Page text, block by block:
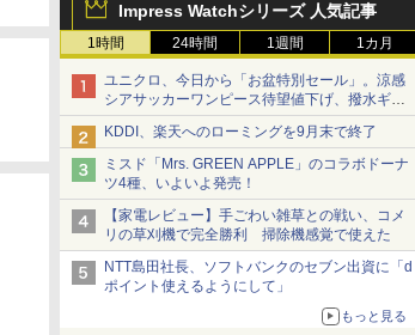
Impress Watchシリーズ 人気記事
1時間 24時間 1週間 1カ月
ユニクロ、今日から「お盆特別セール」。涼感
シアサッカーワンピース待望値下げ、撥水ギア
ショーツは1990円に
KDDI、楽天へのローミングを9月末で終了
ミスド「Mrs. GREEN APPLE」のコラボドーナ
ツ4種、いよいよ発売！
【家電レビュー】手ごわい雑草との戦い、コメ
リの草刈機で完全勝利 掃除機感覚で使えた
NTT島田社長、ソフトバンクのセブン出資に「d
ポイント使えるようにして」
もっと見る